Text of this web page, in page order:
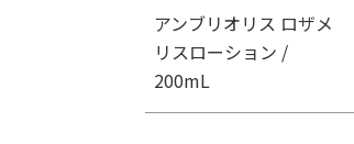
アンブリオリス ロザメ
リスローション /
200mL